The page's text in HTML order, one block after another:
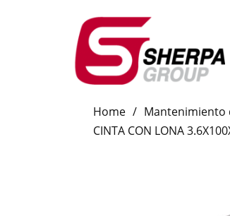
Home / Mantenimiento
CINTA CON LONA